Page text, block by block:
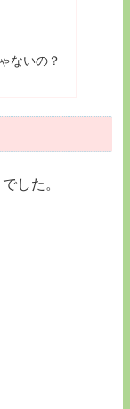
ないの？
した。